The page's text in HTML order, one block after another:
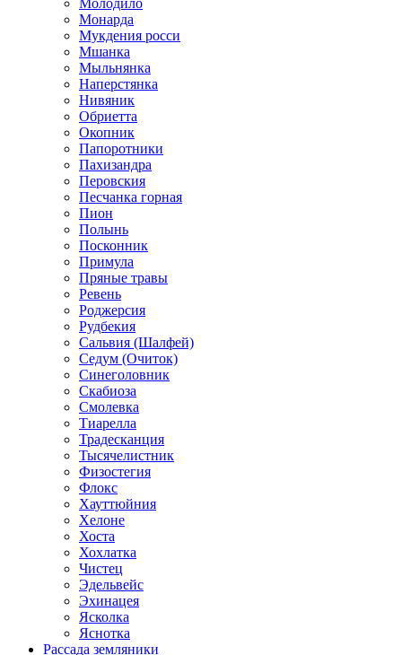
Молодило
Монарда
Мукдения росси
Мшанка
Мыльнянка
Наперстянка
Нивяник
Обриетта
Окопник
Папоротники
Пахизандра
Перовския
Песчанка горная
Пион
Полынь
Посконник
Примула
Пряные травы
Ревень
Роджерсия
Рудбекия
Сальвия (Шалфей)
Седум (Очиток)
Синеголовник
Скабиоза
Смолевка
Тиарелла
Традесканция
Тысячелистник
Физостегия
Флокс
Хауттюйния
Хелоне
Хоста
Хохлатка
Чистец
Эдельвейс
Эхинацея
Ясколка
Яснотка
Рассада земляники